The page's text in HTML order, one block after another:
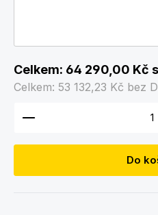
Celkem: 64 290,00 Kč
Celkem: 53 132,23 Kč bez
Množství produktu:
Do